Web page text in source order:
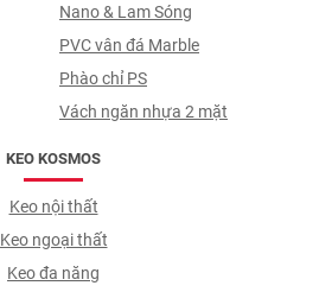
Nano & Lam Sóng
PVC vân đá Marble
Phào chỉ PS
Vách ngăn nhựa 2 mặt
KEO KOSMOS
Keo nội thất
Keo ngoại thất
Keo đa năng